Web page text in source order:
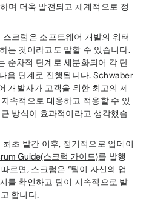
며 더욱 발전되고 체계적으로 정
크럼은 소프트웨어 개발의 워터
는 것이라고도 말할 수 있습니다.
순차적 단계로 세분화되어 각 단
음 단계로 진행됩니다. Schwaber
개발자가 고객을 위한 최고의 제
속적으로 대응하고 적응할 수 있
방식이 효과적이라고 생각했습
초 발간 이후, 정기적으로 업데이
Guide(스크럼 가이드)를 발행
르면, 스크럼은 “팀이 자신의 업
를 확인하고 팀이 지속적으로 발
합니다.